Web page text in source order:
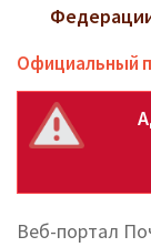
Официальный
Веб-портал